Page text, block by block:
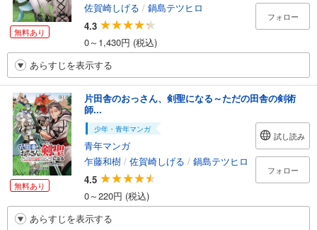
無料あり
佐賀崎しげる / 鍋島テツヒロ
4.3
0～1,430円 (税込)
フォロー
あらすじを表示する
無料あり
片田舎のおっさん、剣聖になる～ただの田舎の剣術
師...
少年・青年マンガ
青年マンガ
乍藤和樹 / 佐賀崎しげる / 鍋島テツヒロ
4.5
0～220円 (税込)
試し読み
フォロー
あらすじを表示する